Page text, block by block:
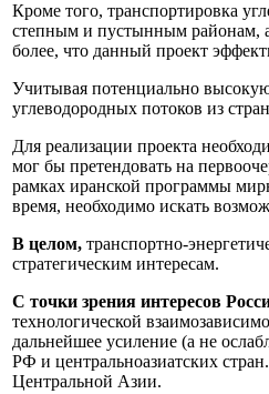
Кроме того, транспортировка
степным и пустынным районам, а
более, что данный проект
Учитывая потенциально высокую
углеводородных потоков из
Для реализации проекта
мог бы претендовать на
рамках иранской программы
время, необходимо искать
В целом, транспортно-
стратегическим интересам.
С точки зрения интересов
технологической
дальнейшее усиление (а не
РФ и центральноазиатских
Центральной Азии.